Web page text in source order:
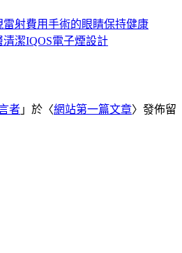
雷射費用手術的眼睛保持健康
潔IQOS電子煙設計
者 」於〈網站第一篇文章〉發佈留